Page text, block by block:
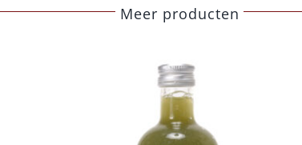
Meer producten
Belberry sinaasappel